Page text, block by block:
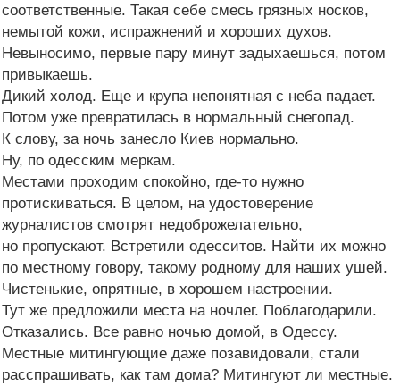
соответственные. Такая себе смесь грязных носков,
немытой кожи, испражнений и хороших духов.
Невыносимо, первые пару минут задыхаешься, потом
привыкаешь.
Дикий холод. Еще и крупа непонятная с неба падает.
Потом уже превратилась в нормальный снегопад.
К слову, за ночь занесло Киев нормально.
Ну, по одесским меркам.
Местами проходим спокойно, где-то нужно
протискиваться. В целом, на удостоверение
журналистов смотрят недоброжелательно,
но пропускают. Встретили одесситов. Найти их можно
по местному говору, такому родному для наших ушей.
Чистенькие, опрятные, в хорошем настроении.
Тут же предложили места на ночлег. Поблагодарили.
Отказались. Все равно ночью домой, в Одессу.
Местные митингующие даже позавидовали, стали
расспрашивать, как там дома? Митингуют ли местные.